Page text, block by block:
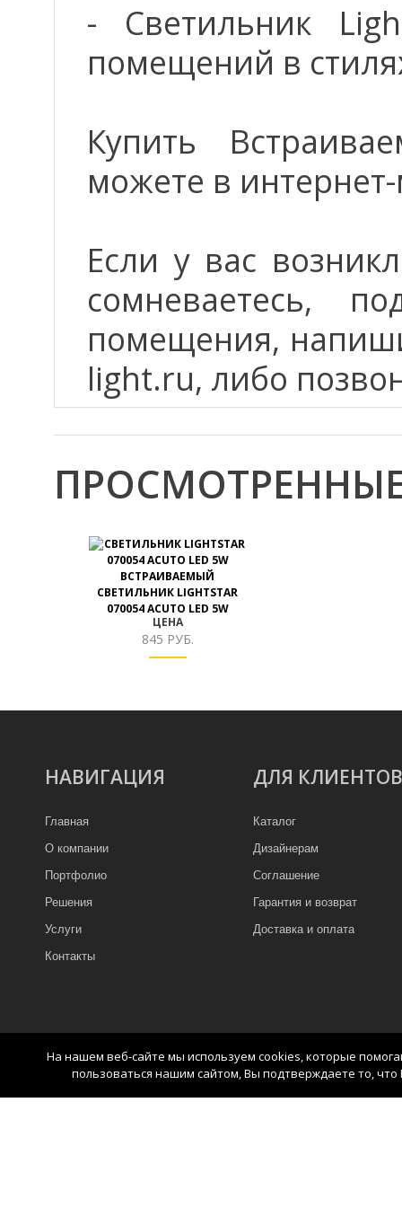
- Светильник
помещений в
Купить
можете в
Если у вас
сомневаетесь,
помещения,
light.ru, либо
ВСТРАИВАЕМЫЙ
СВЕТИЛЬНИК LIGHTSTAR
070054 ACUTO LED 5W
ЦЕНА
845 РУБ.
НАВИГАЦИЯ
Главная
О компании
Портфолио
Решения
Услуги
Контакты
ДЛЯ КЛИЕНТОВ
Каталог
Дизайнерам
Соглашение
Гарантия и возврат
Доставка и оплата
На нашем веб-сайте мы используем cookies, которые
пользоваться нашим сайтом, Вы подтверждаете то,